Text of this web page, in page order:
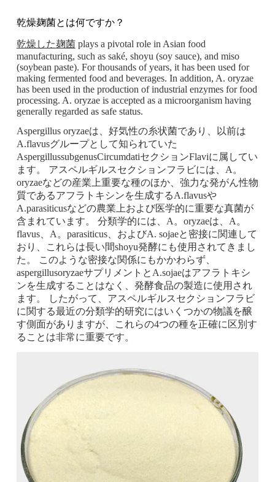
乾燥麹菌とは何ですか？
乾燥した麹菌plays a pivotal role in Asian food
manufacturing, such as saké, shoyu (soy sauce), and miso
(soybean paste). For thousands of years, it has been used for
making fermented food and beverages. In addition, A. oryzae
has been used in the production of industrial enzymes for food
processing. A. oryzae is accepted as a microorganism having
generally regarded as safe status.
Aspergillus oryzaeは、好気性の糸状菌であり、以前は
A.flavusグループとして知られていた
AspergillussubgenusCircumdatiセクションFlaviに属してい
ます。 アスペルギルスセクションフラビには、A。
oryzaeなどの産業上重要な種のほか、強力な発がん性物
質であるアフラトキシンを生成するA.flavusや
A.parasiticusなどの農業上および医学的に重要な真菌が
含まれています。 分類学的には、A。oryzaeは、A。
flavus、A。parasiticus、およびA. sojaeと密接に関連して
おり、これらは長い間shoyu発酵にも使用されてきまし
た。 このような密接な関係にもかかわらず、
aspergillusoryzaeサプリメントとA.sojaeはアフラトキシ
ンを生成することはなく、発酵食品の製造に使用され
ます。 したがって、アスペルギルスセクションフラビ
に関する最近の分類学的研究にはいくつかの物議を醸
す側面がありますが、これらの4つの種を正確に区別す
ることは非常に重要です。